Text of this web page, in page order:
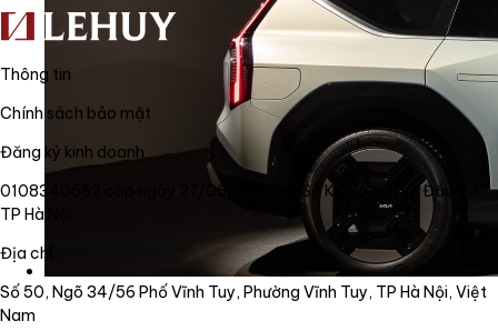
Thông tin
Chính sách bảo mật
Đăng ký kinh doanh
0108340562 cấp ngày 27/06/2018 bởi Sở Kế Hoạch và Đầu Tư
TP Hà Nội
Địa chỉ
Số 50, Ngõ 34/56 Phố Vĩnh Tuy, Phường Vĩnh Tuy, TP Hà Nội, Việt
Nam